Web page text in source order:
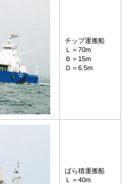
チップ運搬船
Ｌ＝70m
Ｂ＝15m
Ｄ＝6.5m
ばら積運搬船
Ｌ＝40m